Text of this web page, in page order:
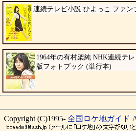
連続テレビ小説 ひよっこ ファン
1964年の有村架純 NHK連続テ
版フォトブック (単行本)
Copyright (C)1995- 全国ロケ地ガイド